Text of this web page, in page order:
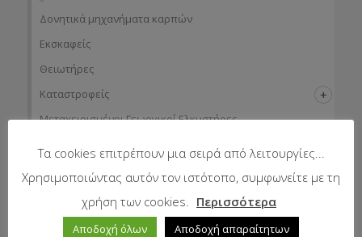
Δονητικά μηχανήματα καρπών
Εκσκαφείς
Θειωτήρες
Καταστροφείς
Μεταχειρισμένοι Γεωργικοί Ελκυστήρες
Παρελκόμενα εκσκαφέων
Ψεκαστικά
Τα cookies επιτρέπουν μια σειρά από λειτουργίες...
Χρησιμοποιώντας αυτόν τον ιστότοπο, συμφωνείτε με τη
χρήση των cookies.
Περισσότερα
Αποδοχή όλων Αποδοχή απαραίτητων